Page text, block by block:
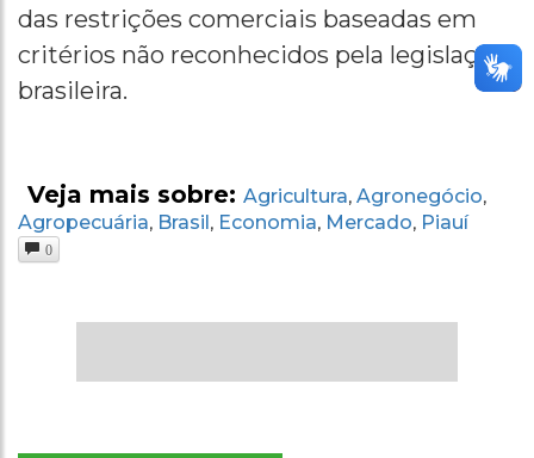
das restrições comerciais baseadas em
critérios não reconhecidos pela legislação
brasileira.
Veja mais sobre: Agricultura, Agronegócio,
Agropecuária, Brasil , Economia, Mercado, Piauí
0